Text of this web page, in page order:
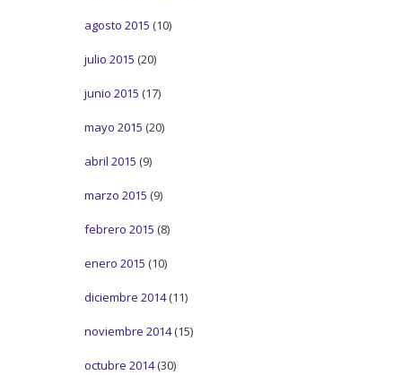
agosto 2015 (10)
julio 2015 (20)
junio 2015 (17)
mayo 2015 (20)
abril 2015 (9)
marzo 2015 (9)
febrero 2015 (8)
enero 2015 (10)
diciembre 2014(11)
noviembre 2014(15)
octubre 2014(30)